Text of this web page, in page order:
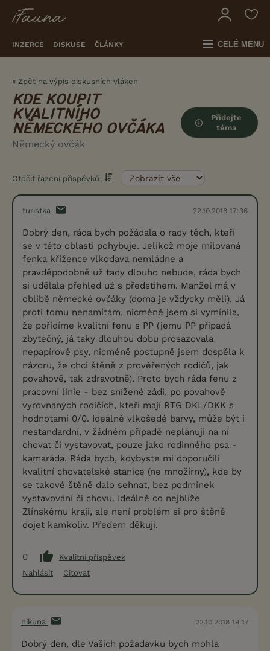
INZERCE DISKUSE ČLÁNKY CELÉ MENU
« Zpět na výpis diskusních vláken
KDE KOUPIT
KVALITNÍHO
NĚMECKÉHO OVČÁKA
Německý ovčák
Přidejte
téma
Otočit řazení příspěvků
turistka 22.10.2018 17:36
Dobrý den, ráda bych požádala o rady těch, kteří
se v této oblasti pohybuje. Jelikož moje milovaná
fenka křížence vlkodava nemládne a
pravděpodobně už tady dlouho nebude, ráda bych
si udělala přehled už s předstihem. Manžel má v
oblibě německé ovčáky (doma je vždycky měli). Já
proti tomu nenamítám, nicméně jsem si vymínila,
že pořídíme kvalitní fenu s PP (jemu PP připadá
zbytečný, já taky dlouhou dobu prosazovala
nepapírové psy, nicméně postupně jsem dospěla k
názoru, že chci štěně z prověřených rodičů, jak
povahově, tak zdravotně). Proto bych ráda fenu z
pracovní linie - bez snížené zádi, po povahově
vyrovnaných rodičích, kteří mají RTG DKL/DKK s
hodnotami 0/0. Ideálně vlkošedé barvy, může být i
nestandardní, v žádném případě neplánuji na ní
chovat či vystavovat, pouze jako rodinného psa -
kamaráda. Ráda bych, kdybyste mi doporučili
kvalitní chovatelské stanice (ne množírny), kde by
se takové štěně dalo sehnat, bez podmínek
vystavování či chovu. Ideálně co nejblíže
Zlínskému kraji, ale není problém si pro štěně
dojet kamkoliv. Předem děkuji.
0
Kvalitní příspěvek
Nahlásit
Citovat
nikuna 22.10.2018 19:17
Dobrý den, dle Vašich požadavku bych mohla